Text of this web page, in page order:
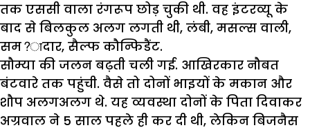
तक एससी वाला रंगरूप छोड़ चुकी थी. वह इंटरव्यू के
बाद से बिलकुल अलग लगती थी, लंबी, मसल्स वाली,
सम?ादार, सैल्फ कौन्फिडैंट.
सौम्या की जलन बढ़ती चली गई. आखिरकार नौबत
बंटवारे तक पहुंची. वैसे तो दोनों भाइयों के मकान और
शौप अलगअलग थे. यह व्यवस्था दोनों के पिता दिवाकर
अग्रवाल ने 5 साल पहले ही कर दी थी, लेकिन बिजनैस